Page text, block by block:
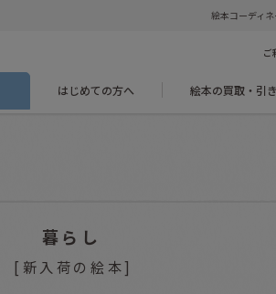
絵本コーディ
ご
はじめての方へ 絵本の買取・引
暮らし
[ 新入荷の絵本]